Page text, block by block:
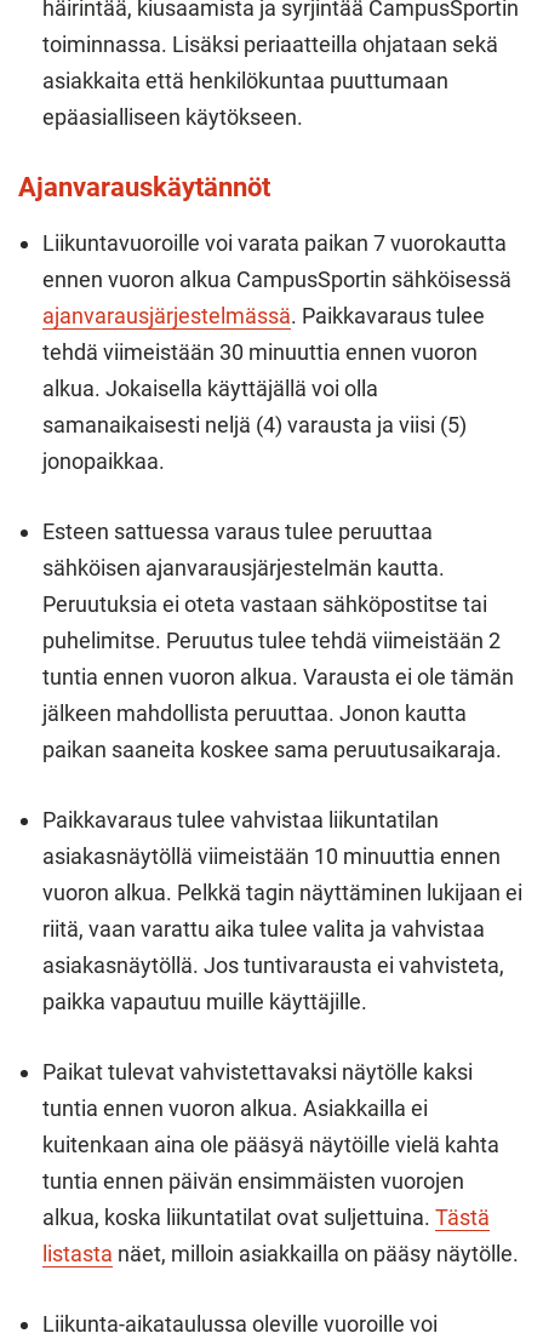
häirintää, kiusaamista ja syrjintää CampusSportin
toiminnassa. Lisäksi periaatteilla ohjataan sekä
asiakkaita että henkilökuntaa puuttumaan
epäasialliseen käytökseen.
Ajanvarauskäytännöt
Liikuntavuoroille voi varata paikan 7 vuorokautta
ennen vuoron alkua CampusSportin sähköisessä
ajanvarausjärjestelmässä. Paikkavaraus tulee
tehdä viimeistään 30 minuuttia ennen vuoron
alkua. Jokaisella käyttäjällä voi olla
samanaikaisesti neljä (4) varausta ja viisi (5)
jonopaikkaa.
Esteen sattuessa varaus tulee peruuttaa
sähköisen ajanvarausjärjestelmän kautta.
Peruutuksia ei oteta vastaan sähköpostitse tai
puhelimitse. Peruutus tulee tehdä viimeistään 2
tuntia ennen vuoron alkua. Varausta ei ole tämän
jälkeen mahdollista peruuttaa. Jonon kautta
paikan saaneita koskee sama peruutusaikaraja.
Paikkavaraus tulee vahvistaa liikuntatilan
asiakasnäytöllä viimeistään 10 minuuttia ennen
vuoron alkua. Pelkkä tagin näyttäminen lukijaan ei
riitä, vaan varattu aika tulee valita ja vahvistaa
asiakasnäytöllä. Jos tuntivarausta ei vahvisteta,
paikka vapautuu muille käyttäjille.
Paikat tulevat vahvistettavaksi näytölle kaksi
tuntia ennen vuoron alkua. Asiakkailla ei
kuitenkaan aina ole pääsyä näytöille vielä kahta
tuntia ennen päivän ensimmäisten vuorojen
alkua, koska liikuntatilat ovat suljettuina. Tästä
listasta näet, milloin asiakkailla on pääsy näytölle.
Liikunta-aikataulussa oleville vuoroille voi